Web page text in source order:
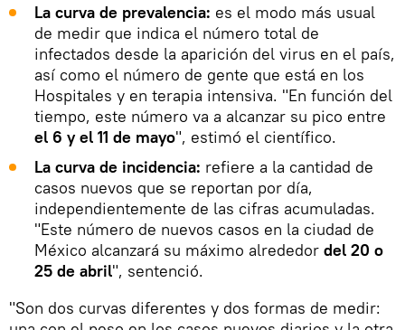
La curva de prevalencia: es el modo más usual
de medir que indica el número total de
infectados desde la aparición del virus en el país,
así como el número de gente que está en los
Hospitales y en terapia intensiva. "En función del
tiempo, este número va a alcanzar su pico entre
el 6 y el 11 de mayo", estimó el científico.
La curva de incidencia: refiere a la cantidad de
casos nuevos que se reportan por día,
independientemente de las cifras acumuladas.
"Este número de nuevos casos en la ciudad de
México alcanzará su máximo alrededor del 20 o
25 de abril", sentenció.
"Son dos curvas diferentes y dos formas de medir: